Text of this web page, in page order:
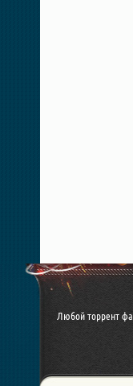
Любой торрент